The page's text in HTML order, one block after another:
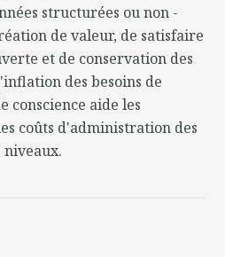
structurées ou non -
de valeur, de satisfaire
et de conservation des
des besoins de
conscience aide les
coûts d'administration des
niveaux.